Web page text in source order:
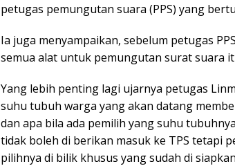
petugas pemungutan suara (PPS) yang
Ia juga menyampaikan, sebelum petugas
semua alat untuk pemungutan surat suara
Yang lebih penting lagi ujarnya petugas
suhu tubuh warga yang akan datang
dan apa bila ada pemilih yang suhu
tidak boleh di berikan masuk ke TPS tetapi
pilihnya di bilik khusus yang sudah di